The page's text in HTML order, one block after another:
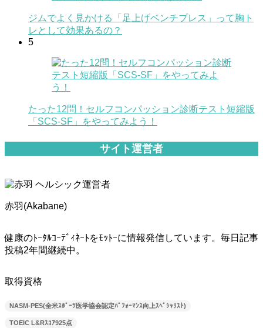
ジムでよく見かける「足上げベンチプレス」って胸ト
レとして効果あるの？
5
たった12問！セルフコンパッション診断テスト短縮版
「SCS-SF」をやってみよう！
サイト運営者
赤羽(Akabane)
健康のﾄｰﾀﾙｺｰﾃﾞｨﾈｰﾄをﾓｯﾄｰに情報発信しています。毎日記事
投稿2年間継続中。
取得資格
NASM-PES(全米ｽﾎﾟｰﾂ医学協会認定ﾊﾟﾌｫｰﾏﾝｽ向上ｽﾍﾟｼｬﾘｽﾄ)
TOEIC L&Rｽｺｱ925点